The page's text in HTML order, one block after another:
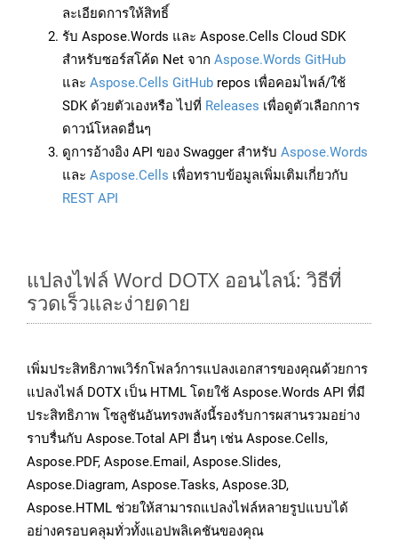
ละเอียดการให้สิทธิ์
รับ Aspose.Words และ Aspose.Cells Cloud SDK
สำหรับซอร์สโค้ด Net จาก Aspose.Words GitHub
และ Aspose.Cells GitHub repos เพื่อคอมไพล์/ใช้
SDK ด้วยตัวเองหรือ ไปที่ Releases เพื่อดูตัวเลือกการ
ดาวน์โหลดอื่นๆ
ดูการอ้างอิง API ของ Swagger สำหรับ Aspose.Words
และ Aspose.Cells เพื่อทราบข้อมูลเพิ่มเติมเกี่ยวกับ
REST API
แปลงไฟล์ Word DOTX ออนไลน์: วิธีที่
รวดเร็วและง่ายดาย
เพิ่มประสิทธิภาพเวิร์กโฟลว์การแปลงเอกสารของคุณด้วยการ
แปลงไฟล์ DOTX เป็น HTML โดยใช้ Aspose.Words API ที่มี
ประสิทธิภาพ โซลูชันอันทรงพลังนี้รองรับการผสานรวมอย่าง
ราบรื่นกับ Aspose.Total API อื่นๆ เช่น Aspose.Cells,
Aspose.PDF, Aspose.Email, Aspose.Slides,
Aspose.Diagram, Aspose.Tasks, Aspose.3D,
Aspose.HTML ช่วยให้สามารถแปลงไฟล์หลายรูปแบบได้
อย่างครอบคลุมทั่วทั้งแอปพลิเคชันของคุณ